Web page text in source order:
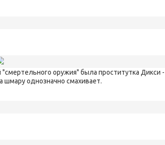
"смертельного оружия" была проститутка Дикси
шмару однозначно смахивает.